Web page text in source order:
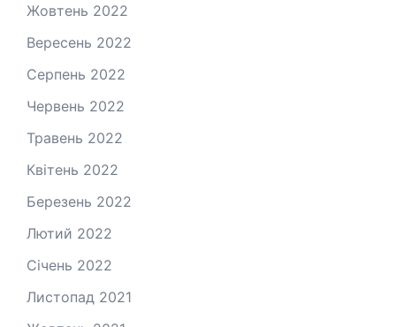
Жовтень 2022
Вересень 2022
Серпень 2022
Червень 2022
Травень 2022
Квітень 2022
Березень 2022
Лютий 2022
Січень 2022
Листопад 2021